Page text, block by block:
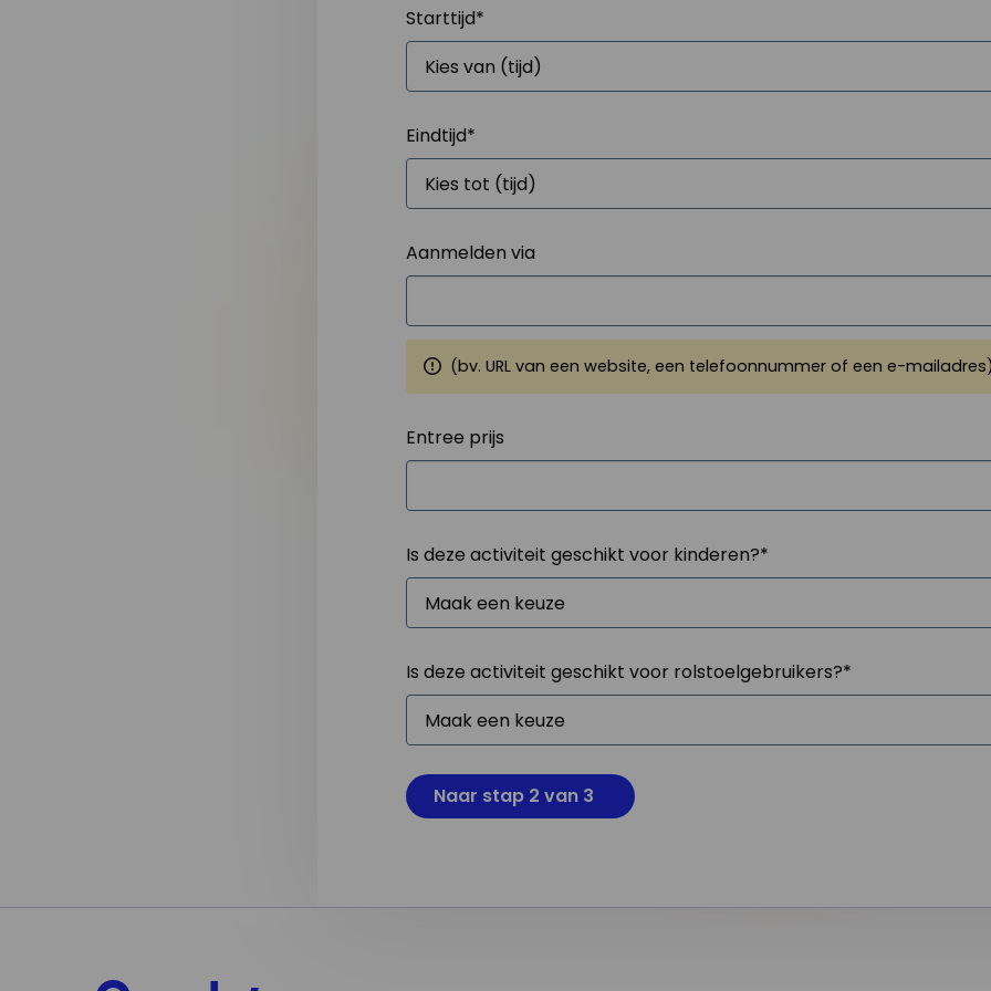
Starttijd*
Eindtijd*
Aanmelden via
(bv. URL van een website, een telefoonnummer of een e-
Entree prijs
Is deze activiteit geschikt voor kinderen?*
Is deze activiteit geschikt voor rolstoelgebruikers?*